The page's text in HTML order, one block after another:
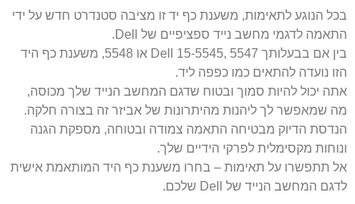
בכל הנוגע לתאימות, משענת כף יד זו מציבה סטנדרט חדש על ידי
התאמה לדגמי מחשב נייד ספציפיים של Dell.
בין אם בבעלותך Dell 15-5545, 5547 או 5548, משענת כף היד
הזו נועדה להתאים כמו כפפה ליד.
אתה יכול להיות סמוך ובטוח שדגם המחשב הנייד שלך מכוסה,
מה שמאפשר לך ליהנות מהיתרונות של אביזר זה בצורה חלקה.
הנדסת הדיוק מבטיחה התאמה צמודה ובטוחה, מספקת הגנה
ונוחות מקסימלית לפרקי הידיים שלך.
אל תתפשרו על תאימות – בחרו משענת כף היד המותאמת אישית
לדגם המחשב הנייד של Dell שלכם.